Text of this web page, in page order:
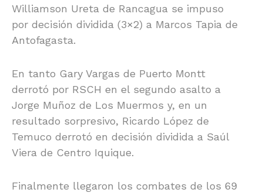
Williamson Ureta de Rancagua se impuso
por decisión dividida (3×2) a Marcos Tapia de
Antofagasta.
En tanto Gary Vargas de Puerto Montt
derrotó por RSCH en el segundo asalto a
Jorge Muñoz de Los Muermos y, en un
resultado sorpresivo, Ricardo López de
Temuco derrotó en decisión dividida a Saúl
Viera de Centro Iquique.
Finalmente llegaron los combates de los 69